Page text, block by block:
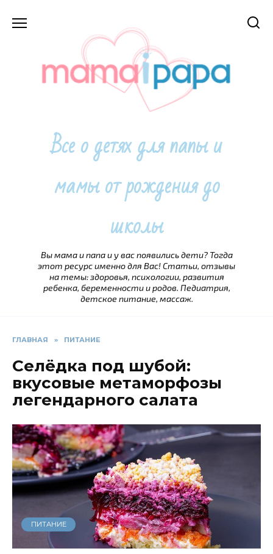
Все о детях для папы и
мамы от рождения до
школы
Вы мама и папа и у вас появились дети? Тогда
этот ресурс именно для Вас! Статьи, отзывы
на темы: здоровья, психологии, развития
ребенка, беременности и родов. Педиатрия,
детское питание, массаж.
ГЛАВНАЯ » ПИТАНИЕ
Селёдка под шубой:
вкусовые метаморфозы
легендарного салата
ПИТАНИЕ